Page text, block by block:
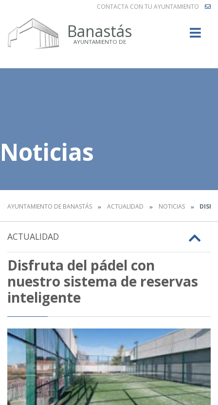
CONTACTA CON TU AYUNTAMIENTO
Banastás
AYUNTAMIENTO DE
Noticias
AYUNTAMIENTO DE BANASTÁS ACTUALIDAD NOTICIAS
ACTUALIDAD
Disfruta del pádel con
nuestro sistema de reservas
inteligente